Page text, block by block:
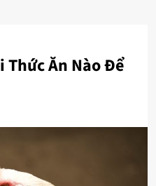
Thức Ăn Nào Để